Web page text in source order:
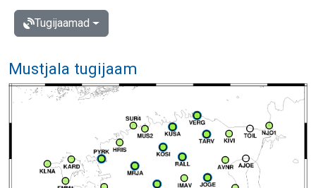
Tugijaamad
Mustjala tugijaam